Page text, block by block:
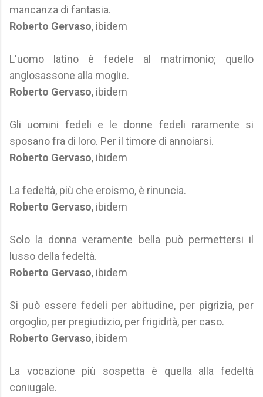
mancanza di fantasia.
Roberto Gervaso, ibidem
L'uomo latino è fedele al matrimonio; quello
anglosassone alla moglie.
Roberto Gervaso, ibidem
Gli uomini fedeli e le donne fedeli raramente si
sposano fra di loro. Per il timore di annoiarsi.
Roberto Gervaso, ibidem
La fedeltà, più che eroismo, è rinuncia.
Roberto Gervaso, ibidem
Solo la donna veramente bella può permettersi il
lusso della fedeltà.
Roberto Gervaso, ibidem
Si può essere fedeli per abitudine, per pigrizia, per
orgoglio, per pregiudizio, per frigidità, per caso.
Roberto Gervaso, ibidem
La vocazione più sospetta è quella alla fedeltà
coniugale.